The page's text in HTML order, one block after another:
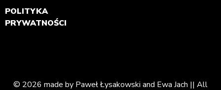
POLITYKA
PRYWATNOŚCI
© 2026 made by Paweł Łysakowski and Ewa Jach || All